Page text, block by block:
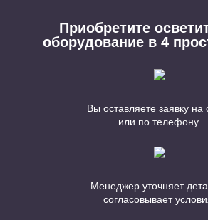
Приобретите
оборудование в 4
Вы оставляете заявку на
или по телефону.
Менеджер уточняет
согласовывает